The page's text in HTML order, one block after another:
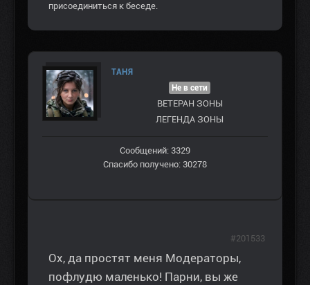
присоединиться к беседе.
ТАНЯ
Не в сети
ВЕТЕРАН ЗOНЫ
ЛЕГЕНДА ЗОНЫ
Сообщений: 3329
Спасибо получено: 30278
Ох, да простят меня Модераторы,
пофлудю маленько! Парни, вы же
#201533